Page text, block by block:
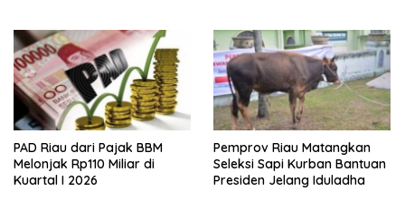
PAD Riau dari Pajak BBM
Melonjak Rp110 Miliar di
Kuartal I 2026
Pemprov Riau Matangkan
Seleksi Sapi Kurban Bantuan
Presiden Jelang Iduladha